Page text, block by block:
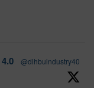
@dihbuindustry40